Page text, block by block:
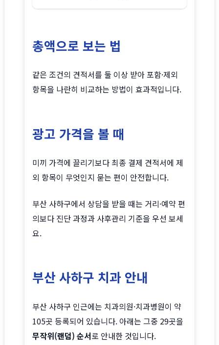
총액으로 보는 법
같은 조건의 견적서를 둘 이상 받아 포함·제외
항목을 나란히 비교하는 방법이 효과적입니다.
광고 가격을 볼 때
미끼 가격에 끌리기보다 최종 결제 견적서에 제
외 항목이 무엇인지 묻는 편이 안전합니다.
부산 사하구에서 상담을 받을 때는 거리·예약 편
의보다 진단 과정과 사후관리 기준을 우선 보세
요.
부산 사하구 치과 안내
부산 사하구 인근에는 치과의원·치과병원이 약
105곳 등록되어 있습니다. 아래는 그중 29곳을
무작위(랜덤) 순서로 안내한 것입니다.